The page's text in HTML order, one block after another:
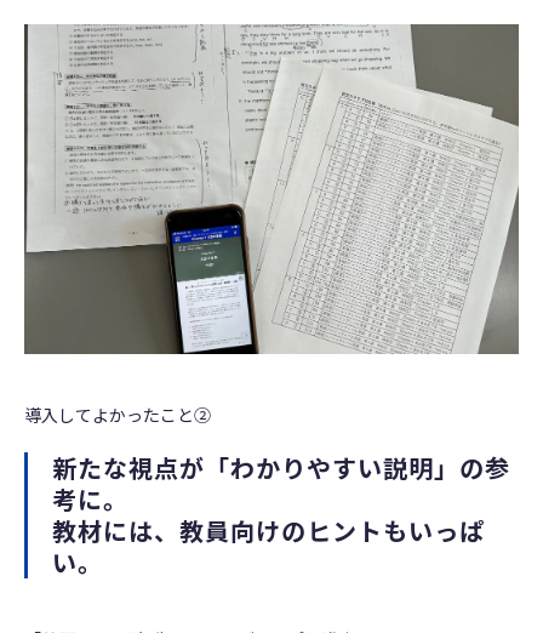
導入してよかったこと②
新たな視点が「わかりやすい説明」の参
考に。
教材には、教員向けのヒントもいっぱ
い。